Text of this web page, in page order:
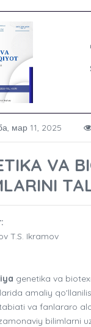
мар 11, 2025
VA
T.S. Ikramov
genetika va
amaliy
va fanlararo
bilimlarni